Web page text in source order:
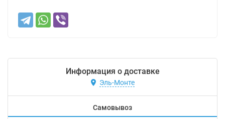
Информация о доставке
Эль-Монте
Самовывоз